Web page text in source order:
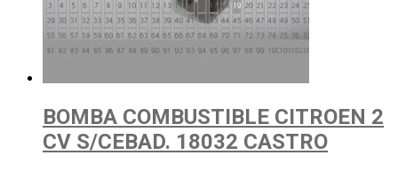
BOMBA COMBUSTIBLE CITROEN 2
CV S/CEBAD. 18032 CASTRO